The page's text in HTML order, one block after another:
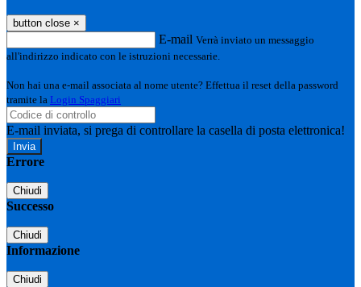
button close ×
E-mail Verrà inviato un messaggio
all'indirizzo indicato con le istruzioni necessarie.
Non hai una e-mail associata al nome utente? Effettua il reset della password
tramite la Login Spaggiari
E-mail inviata, si prega di controllare la casella di posta elettronica!
Errore
Chiudi
Successo
Chiudi
Informazione
Chiudi